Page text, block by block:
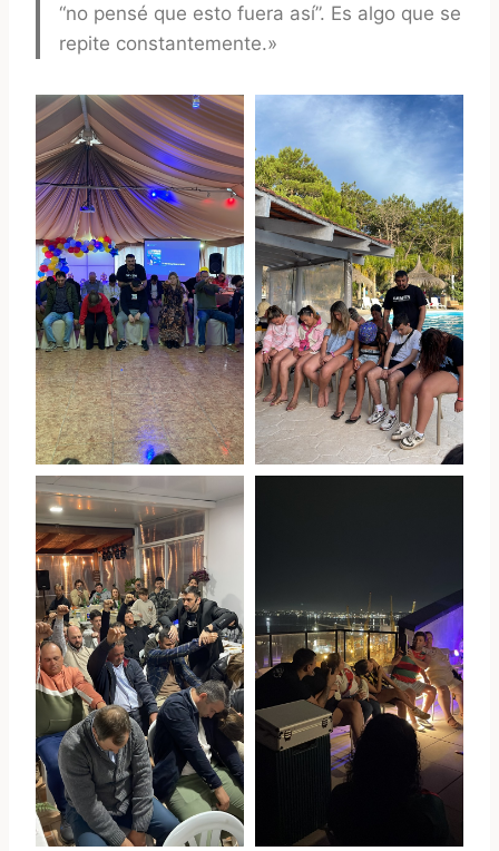
“no pensé que esto fuera así”. Es algo que se
repite constantemente.»